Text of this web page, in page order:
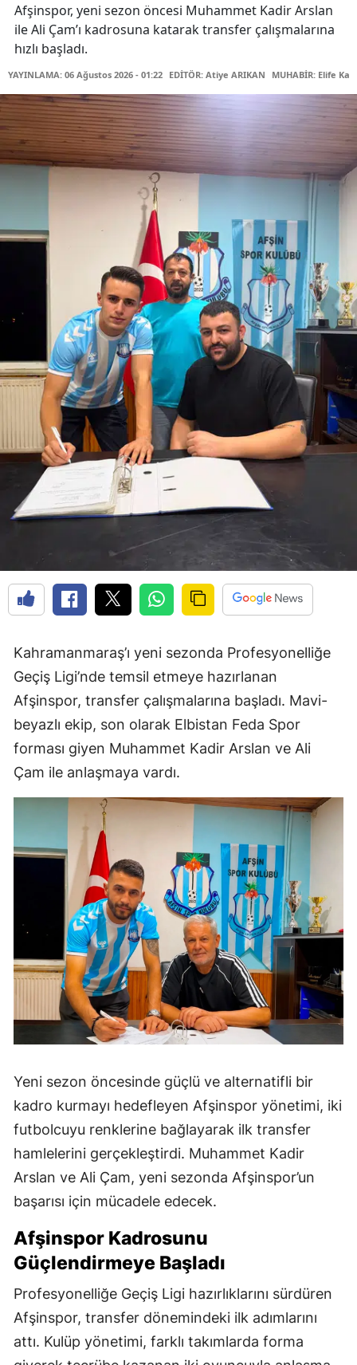
Afşinspor, yeni sezon öncesi Muhammet Kadir Arslan
ile Ali Çam’ı kadrosuna katarak transfer çalışmalarına
hızlı başladı.
YAYINLAMA: 06 Ağustos 2026 - 01:22 EDİTÖR: Atiye ARIKAN MUHABİR: Elife
Kahramanmaraş’ı yeni sezonda Profesyonelliğe
Geçiş Ligi’nde temsil etmeye hazırlanan
Afşinspor, transfer çalışmalarına başladı. Mavi-
beyazlı ekip, son olarak Elbistan Feda Spor
forması giyen Muhammet Kadir Arslan ve Ali
Çam ile anlaşmaya vardı.
Yeni sezon öncesinde güçlü ve alternatifli bir
kadro kurmayı hedefleyen Afşinspor yönetimi, iki
futbolcuyu renklerine bağlayarak ilk transfer
hamlelerini gerçekleştirdi. Muhammet Kadir
Arslan ve Ali Çam, yeni sezonda Afşinspor’un
başarısı için mücadele edecek.
Afşinspor Kadrosunu
Güçlendirmeye Başladı
Profesyonelliğe Geçiş Ligi hazırlıklarını sürdüren
Afşinspor, transfer dönemindeki ilk adımlarını
attı. Kulüp yönetimi, farklı takımlarda forma